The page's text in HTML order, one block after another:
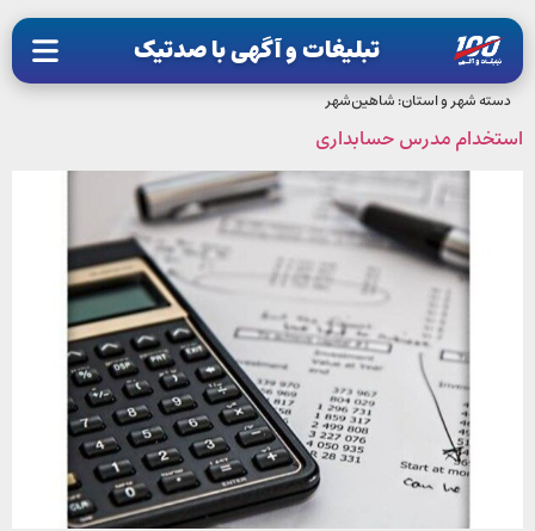
تبلیغات و آگهی با صدتیک
دسته شهر و استان: شاهین‌شهر
استخدام مدرس حسابداری